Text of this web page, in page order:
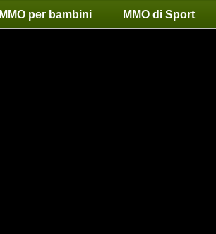
MMO per bambini MMO di Sport